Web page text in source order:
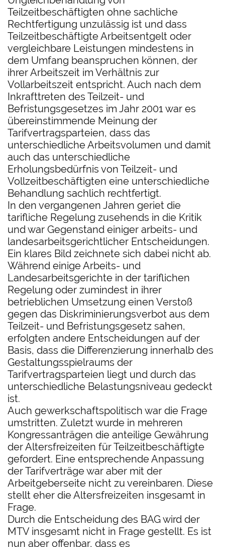
Teilzeitbeschäftigten ohne sachliche
Rechtfertigung unzulässig ist und dass
Teilzeitbeschäftigte Arbeitsentgelt oder
vergleichbare Leistungen mindestens in
dem Umfang beanspruchen können, der
ihrer Arbeitszeit im Verhältnis zur
Vollarbeitszeit entspricht. Auch nach dem
Inkrafttreten des Teilzeit- und
Befristungsgesetzes im Jahr 2001 war es
übereinstimmende Meinung der
Tarifvertragsparteien, dass das
unterschiedliche Arbeitsvolumen und damit
auch das unterschiedliche
Erholungsbedürfnis von Teilzeit- und
Vollzeitbeschäftigten eine unterschiedliche
Behandlung sachlich rechtfertigt.
In den vergangenen Jahren geriet die
tarifliche Regelung zusehends in die Kritik
und war Gegenstand einiger arbeits- und
landesarbeitsgerichtlicher Entscheidungen.
Ein klares Bild zeichnete sich dabei nicht ab.
Während einige Arbeits- und
Landesarbeitsgerichte in der tariflichen
Regelung oder zumindest in ihrer
betrieblichen Umsetzung einen Verstoß
gegen das Diskriminierungsverbot aus dem
Teilzeit- und Befristungsgesetz sahen,
erfolgten andere Entscheidungen auf der
Basis, dass die Differenzierung innerhalb des
Gestaltungsspielraums der
Tarifvertragsparteien liegt und durch das
unterschiedliche Belastungsniveau gedeckt
ist.
Auch gewerkschaftspolitisch war die Frage
umstritten. Zuletzt wurde in mehreren
Kongressanträgen die anteilige Gewährung
der Altersfreizeiten für Teilzeitbeschäftigte
gefordert. Eine entsprechende Anpassung
der Tarifverträge war aber mit der
Arbeitgeberseite nicht zu vereinbaren. Diese
stellt eher die Altersfreizeiten insgesamt in
Frage.
Durch die Entscheidung des BAG wird der
MTV insgesamt nicht in Frage gestellt. Es ist
nun aber offenbar, dass es